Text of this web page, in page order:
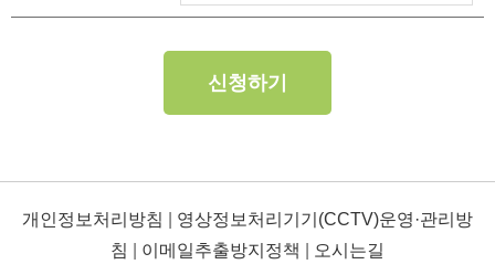
개인정보처리방침
영상정보처리기기(CCTV)운영·관리방
침
이메일추출방지정책 오시는길